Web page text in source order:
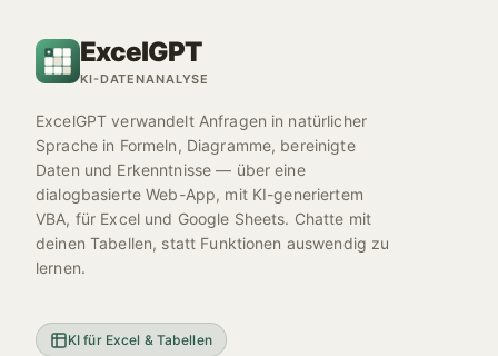
ExcelGPT
KI-DATENANALYSE
ExcelGPT verwandelt Anfragen in natürlicher
Sprache in Formeln, Diagramme, bereinigte
Daten und Erkenntnisse — über eine
dialogbasierte Web-App, mit KI-generiertem
VBA, für Excel und Google Sheets. Chatte mit
deinen Tabellen, statt Funktionen auswendig zu
lernen.
KI für Excel & Tabellen